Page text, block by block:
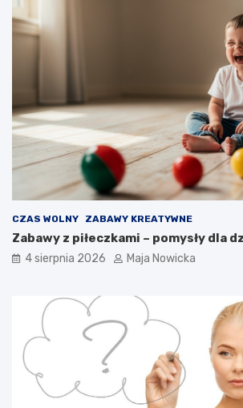
CZAS WOLNY ZABAWY KREATYWNE
Zabawy z piłeczkami – pomysły dla
4 sierpnia 2026 Maja Nowicka